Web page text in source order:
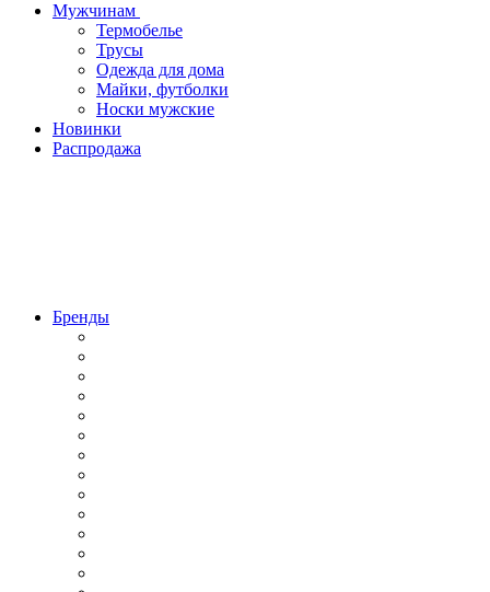
Мужчинам
Термобелье
Трусы
Одежда для дома
Майки, футболки
Носки мужские
Новинки
Распродажа
Бренды